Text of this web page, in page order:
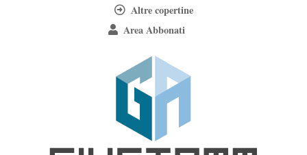
Altre copertine
Area Abbonati